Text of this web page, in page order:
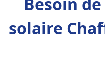
solaire